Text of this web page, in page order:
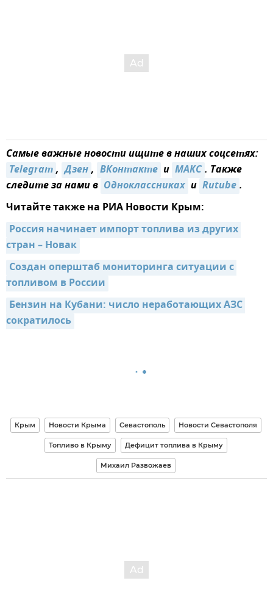
Самые важные новости ищите в наших соцсетях:
Telegram, Дзен, ВКонтакте и MAКС. Также
следите за нами в Одноклассниках и Rutube.
Читайте также на РИА Новости Крым:
Россия начинает импорт топлива из других
стран – Новак
Создан оперштаб мониторинга ситуации с
топливом в России
Бензин на Кубани: число неработающих АЗС
сократилось
Крым Новости Крыма Севастополь Новости Севастополя
Топливо в Крыму Дефицит топлива в Крыму
Михаил Развожаев